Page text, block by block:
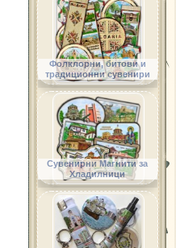
Фолклорни, битови и
традиционни сувенири
Сувенирни Магнити за
Хладилници